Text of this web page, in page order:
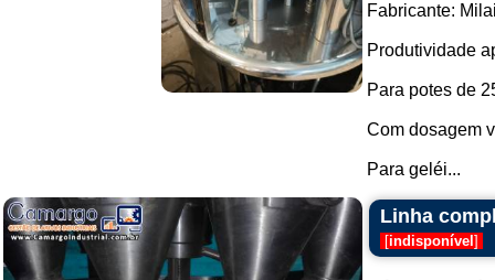
Fabricante:
Produtividade
Para potes de
Com dosagem
Para geléi...
Linha
[indisponível ]